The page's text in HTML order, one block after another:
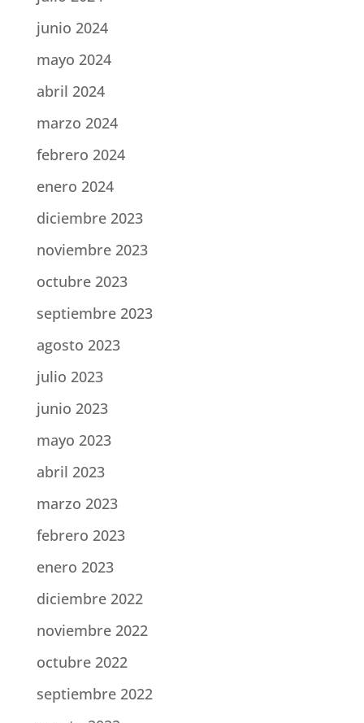
junio 2024
mayo 2024
abril 2024
marzo 2024
febrero 2024
enero 2024
diciembre 2023
noviembre 2023
octubre 2023
septiembre 2023
agosto 2023
julio 2023
junio 2023
mayo 2023
abril 2023
marzo 2023
febrero 2023
enero 2023
diciembre 2022
noviembre 2022
octubre 2022
septiembre 2022